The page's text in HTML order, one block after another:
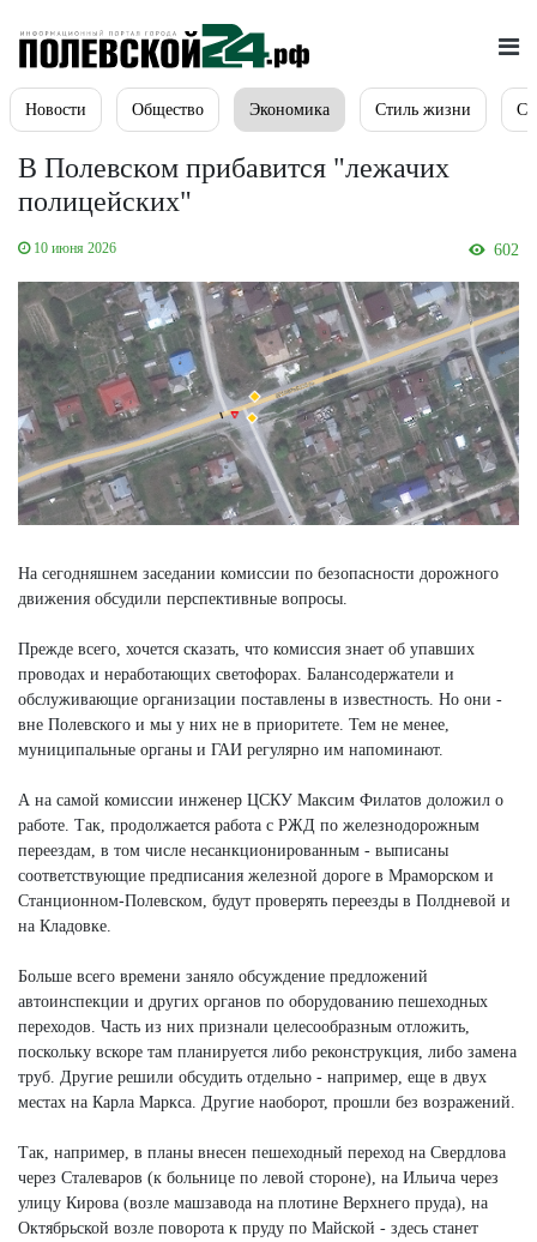
Новости Общество Экономика Стиль жизни
В Полевском прибавится "лежачих
полицейских"
10 июня 2026 602
На сегодняшнем заседании комиссии по безопасности дорожного
движения обсудили перспективные вопросы.
Прежде всего, хочется сказать, что комиссия знает об упавших
проводах и неработающих светофорах. Балансодержатели и
обслуживающие организации поставлены в известность. Но они -
вне Полевского и мы у них не в приоритете. Тем не менее,
муниципальные органы и ГАИ регулярно им напоминают.
А на самой комиссии инженер ЦСКУ Максим Филатов доложил о
работе. Так, продолжается работа с РЖД по железнодорожным
переездам, в том числе несанкционированным - выписаны
соответствующие предписания железной дороге в Мраморском и
Станционном-Полевском, будут проверять переезды в Полдневой и
на Кладовке.
Больше всего времени заняло обсуждение предложений
автоинспекции и других органов по оборудованию пешеходных
переходов. Часть из них признали целесообразным отложить,
поскольку вскоре там планируется либо реконструкция, либо замена
труб. Другие решили обсудить отдельно - например, еще в двух
местах на Карла Маркса. Другие наоборот, прошли без возражений.
Так, например, в планы внесен пешеходный переход на Свердлова
через Сталеваров (к больнице по левой стороне), на Ильича через
улицу Кирова (возле машзавода на плотине Верхнего пруда), на
Октябрьской возле поворота к пруду по Майской - здесь станет